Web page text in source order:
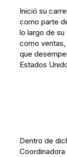
Inició su
como parte
lo largo de su
como
que
Estados
Dentro de